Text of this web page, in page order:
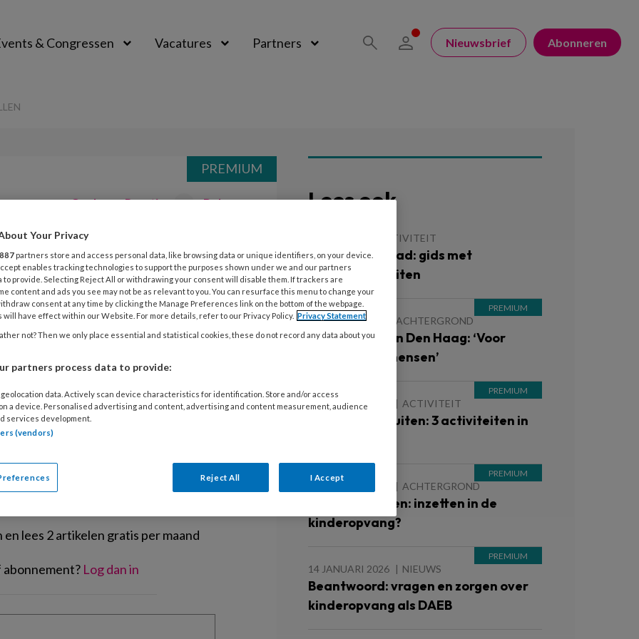
& Congressen Vacatures Partners Nieuwsbrief Abonneren
Opslaan Reacties 0 Delen
doppen en
en doppen zomaar weg te gooien.
week in droge open bakjes en ga
lezen?
lees 2 artikelen gratis per maand
Log dan in
PREMIUM
Lees ook
ACTIVITEIT
Gratis download: gids met
zomeractiviteiten
27 MAART 2026 ACHTERGROND
Bso Ferguson in Den Haag: ‘Voor
echte buitenmensen’
29 JANUARI 2026 ACTIVITEIT
Lekker naar buiten: 3 activiteiten in
21 JANUARI 2026 ACHTERGROND
Bewegend leren: inzetten in de
kinderopvang?
14 JANUARI 2026 NIEUWS
Beantwoord: vragen en zorgen over
kinderopvang als DAEB
Your Privacy
887 partners store and access personal data, like browsing data or unique identifiers, on your device.
enables tracking technologies to support the purposes shown under we and our partners
to provide. Selecting Reject All or withdrawing your consent will disable them. If trackers are
content and ads you see may not be as relevant to you. You can resurface this menu to change your
consent at any time by clicking the Manage Preferences link on the bottom of the webpage.
will have effect within our Website. For more details, refer to our Privacy Policy. Privacy Statement
not? Then we only place essential and statistical cookies, these do not record any data about you
partners process data to provide:
data. Actively scan device characteristics for identification. Store and/or access
a device. Personalised advertising and content, advertising and content measurement, audience
services development.
(vendors)
Reject All I Accept